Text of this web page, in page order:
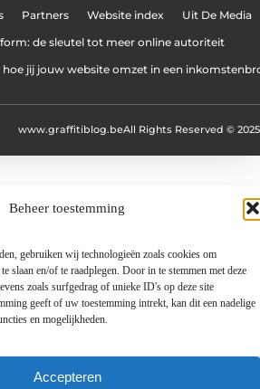
Beheer toestemming
gebruiken wij technologieën zoals cookies om
slaan en/of te raadplegen. Door in te stemmen met deze
zoals surfgedrag of unieke ID's op deze site
geeft of uw toestemming intrekt, kan dit een nadelige
en mogelijkheden.
Accepteren
Partners Website index Uit De Media
de sleutel tot meer online autoriteit
hoe jij jouw website omzet in een
All Rights Reserved © 2025
www.graffitiblog.be